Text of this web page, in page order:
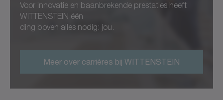
Voor innovatie en baanbrekende prestaties heeft
WITTENSTEIN één
ding boven alles nodig: jou.
Meer over carrières bij WITTENSTEIN